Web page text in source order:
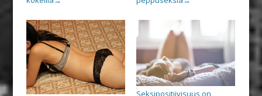
Seksipositiivisuus on